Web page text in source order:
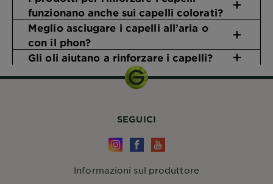
funzionano anche sui capelli colorati?
Meglio asciugare i capelli all’aria o
con il phon?
Gli oli aiutano a rinforzare i capelli?
SEGUICI
Informazioni sul produttore